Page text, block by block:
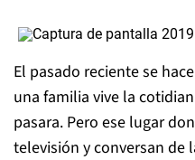
El pasado reciente se
una familia vive la
pasara. Pero ese lugar
televisión y conversan de